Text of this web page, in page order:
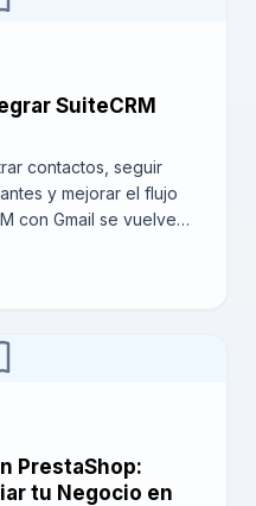
SuiteCRM
contactos, seguir
y mejorar el flujo
con Gmail se vuelve
transformar la
PrestaShop:
tu Negocio en